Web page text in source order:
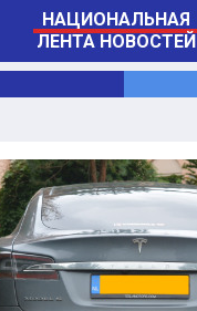
НАЦИОНАЛЬНАЯ
ЛЕНТА НОВОСТЕЙ